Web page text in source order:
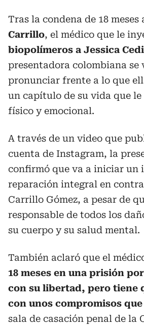
Tras la condena de 18 meses
Carrillo, el médico que le
biopolímeros a Jessica
presentadora colombiana se
pronunciar frente a lo que
un capítulo de su vida que le
físico y emocional.
A través de un video que
cuenta de Instagram, la
confirmó que va a iniciar un
reparación integral en
Carrillo Gómez, a pesar de
responsable de todos los
su cuerpo y su salud mental.
También aclaró que el
18 meses en una prisión
con su libertad, pero tiene
con unos compromisos
sala de casación penal de la